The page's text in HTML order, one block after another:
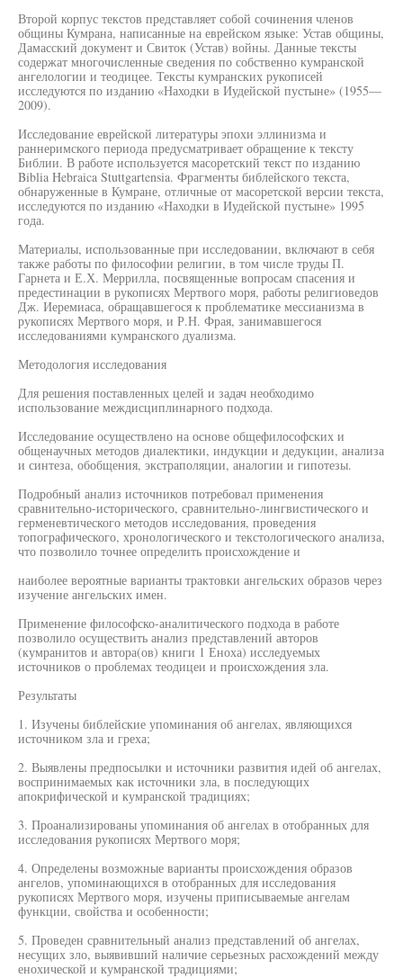
Второй корпус текстов представляет собой сочинения членов
общины Кумрана, написанные на еврейском языке: Устав общины,
Дамасский документ и Свиток (Устав) войны. Данные тексты
содержат многочисленные сведения по собственно кумранской
ангелологии и теодицее. Тексты кумранских рукописей
исследуются по изданию «Находки в Иудейской пустыне» (1955—
2009).
Исследование еврейской литературы эпохи эллинизма и
раннеримского периода предусматривает обращение к тексту
Библии. В работе используется масоретский текст по изданию
Biblia Hebraica Stuttgartensia. Фрагменты библейского текста,
обнаруженные в Кумране, отличные от масоретской версии текста,
исследуются по изданию «Находки в Иудейской пустыне» 1995
года.
Материалы, использованные при исследовании, включают в себя
также работы по философии религии, в том числе труды П.
Гарнета и Е.Х. Меррилла, посвященные вопросам спасения и
предестинации в рукописях Мертвого моря, работы религиоведов
Дж. Иеремиаса, обращавшегося к проблематике мессианизма в
рукописях Мертвого моря, и Р.Н. Фрая, занимавшегося
исследованиями кумранского дуализма.
Методология исследования
Для решения поставленных целей и задач необходимо
использование междисциплинарного подхода.
Исследование осуществлено на основе общефилософских и
общенаучных методов диалектики, индукции и дедукции, анализа
и синтеза, обобщения, экстраполяции, аналогии и гипотезы.
Подробный анализ источников потребовал применения
сравнительно-исторического, сравнительно-лингвистического и
герменевтического методов исследования, проведения
топографического, хронологического и текстологического анализа,
что позволило точнее определить происхождение и
наиболее вероятные варианты трактовки ангельских образов через
изучение ангельских имен.
Применение философско-аналитического подхода в работе
позволило осуществить анализ представлений авторов
(кумранитов и автора(ов) книги 1 Еноха) исследуемых
источников о проблемах теодицеи и происхождения зла.
Результаты
1. Изучены библейские упоминания об ангелах, являющихся
источником зла и греха;
2. Выявлены предпосылки и источники развития идей об ангелах,
воспринимаемых как источники зла, в последующих
апокрифической и кумранской традициях;
3. Проанализированы упоминания об ангелах в отобранных для
исследования рукописях Мертвого моря;
4. Определены возможные варианты происхождения образов
ангелов, упоминающихся в отобранных для исследования
рукописях Мертвого моря, изучены приписываемые ангелам
функции, свойства и особенности;
5. Проведен сравнительный анализ представлений об ангелах,
несущих зло, выявивший наличие серьезных расхождений между
енохической и кумранской традициями;